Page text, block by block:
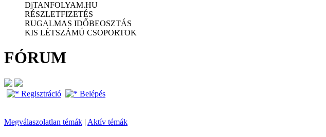
DjTANFOLYAM.HU
RÉSZLETFIZETÉS
RUGALMAS IDŐBEOSZTÁS
KIS LÉTSZÁMÚ CSOPORTOK
FÓRUM
Regisztráció Belépés
Megválaszolatlan témák | Aktív témák